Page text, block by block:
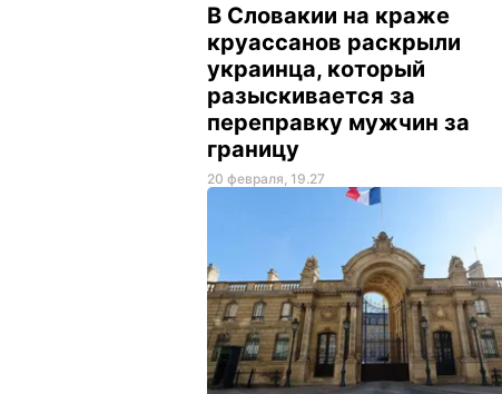
В Словакии на краже
круассанов раскрыли
украинца, который
разыскивается за
переправку мужчин за
границу
20 февраля, 19.27